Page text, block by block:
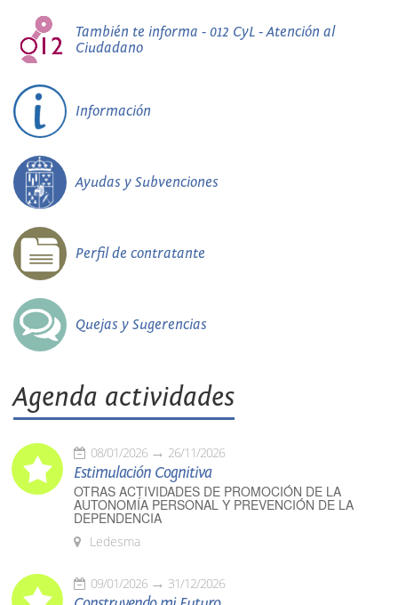
También te informa - 012 CyL - Atención al
Ciudadano
Información
Ayudas y Subvenciones
Perfil de contratante
Quejas y Sugerencias
Agenda actividades
08/01/2026 26/11/2026
Estimulación Cognitiva
OTRAS ACTIVIDADES DE PROMOCIÓN DE LA
AUTONOMÍA PERSONAL Y PREVENCIÓN DE LA
DEPENDENCIA
Ledesma
09/01/2026 31/12/2026